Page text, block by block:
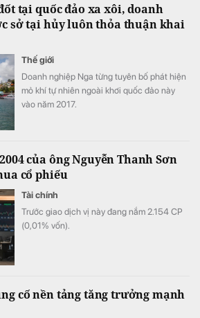
tại quốc đảo xa xôi, doanh
sở tại hủy luôn thỏa thuận khai
Thế giới
Doanh nghiệp Nga từng tuyên bố phát hiện
mỏ khí tự nhiên ngoài khơi quốc đảo này
vào năm 2017.
của ông Nguyễn Thanh Sơn
cổ phiếu
Tài chính
Trước giao dịch vị này đang nắm 2.154 СР
(0,01% vốn).
cố nền tảng tăng trưởng mạnh